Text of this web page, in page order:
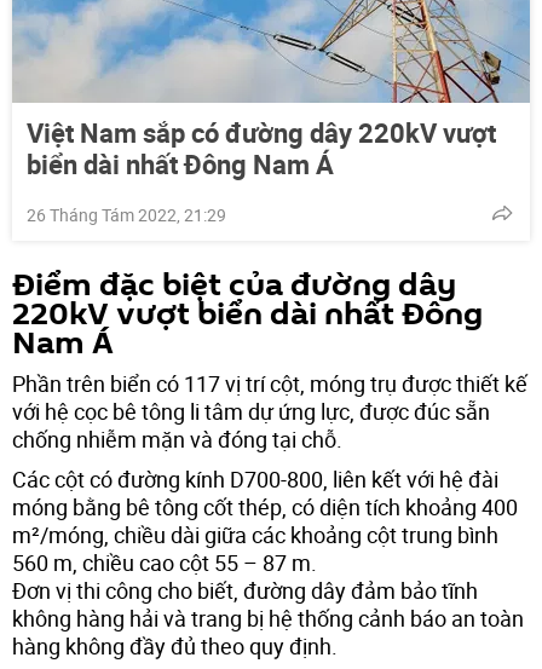
Việt Nam sắp có đường dây 220kV vượt
biển dài nhất Đông Nam Á
26 Tháng Tám 2022, 21:29
Điểm đặc biệt của đường dây
220kV vượt biển dài nhất Đông
Nam Á
Phần trên biển có 117 vị trí cột, móng trụ được thiết kế
với hệ cọc bê tông li tâm dự ứng lực, được đúc sẵn
chống nhiễm mặn và đóng tại chỗ.
Các cột có đường kính D700-800, liên kết với hệ đài
móng bằng bê tông cốt thép, có diện tích khoảng 400
m²/móng, chiều dài giữa các khoảng cột trung bình
560 m, chiều cao cột 55 – 87 m.
Đơn vị thi công cho biết, đường dây đảm bảo tĩnh
không hàng hải và trang bị hệ thống cảnh báo an toàn
hàng không đầy đủ theo quy định.